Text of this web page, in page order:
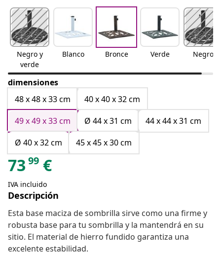
Negro y
verde
Blanco Bronce Verde Negro
dimensiones
48 x 48 x 33 cm
40 x 40 x 32 cm
49 x 49 x 33 cm
Ø 44 x 31 cm
44 x 44 x 31 cm
Ø 40 x 32 cm
45 x 45 x 30 cm
73 99 €
IVA incluido
Descripción
Esta base maciza de sombrilla sirve como una firme y
robusta base para tu sombrilla y la mantendrá en su
sitio. El material de hierro fundido garantiza una
excelente estabilidad.